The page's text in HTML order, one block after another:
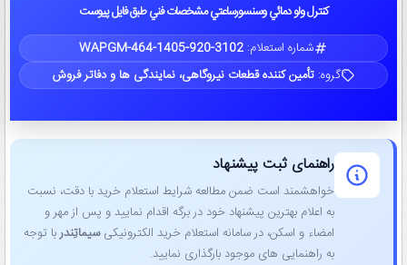
كنترل ولو دمائي وسنسورساعتي مشخصات فني طبق فايل پيوست
شماره استعلام: WAPGM-464-1405-920-3102
گروه:تأمین کننده قطعات نیروگاهی، نمایندگی ها و دفاتر فروش
راهنمای ثبت پیشنهاد
خواهشمند است ضمن مطالعه شرایط استعلام خرید با دقت، نسبت
به اعلام بهترین پیشنهاد خود در برگه اقدام نمایید و پس از مهر و
امضاء و اسکن، در سامانه استعلام خرید الکترونیکیسیماتِندربا توجه
به راهنمایی ‌های موجود بارگذاری نمایید.